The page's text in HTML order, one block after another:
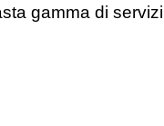
gamma di